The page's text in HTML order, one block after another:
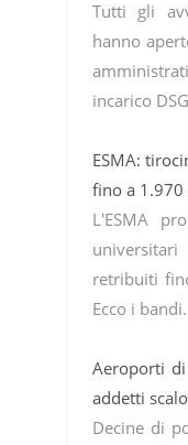
Tutti gli
hanno
incarico
ESMA:
fino a 1.970
L'ESMA
retribuiti
Ecco i bandi.
Aeroporti
addetti scalo
Decine di